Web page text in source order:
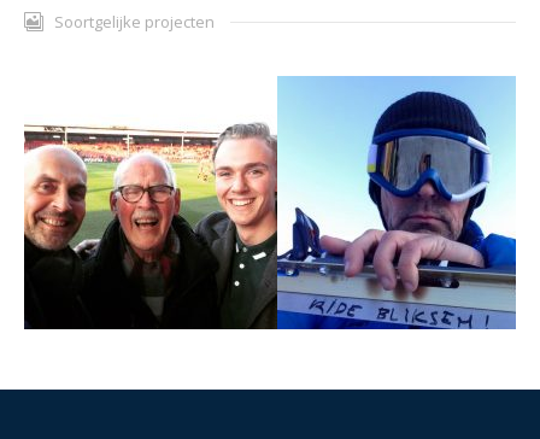
Soortgelijke projecten
De Alternatieve
Elfstedentocht.
menselijke story.